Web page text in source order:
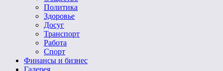
Политика
Здоровье
Досуг
Транспорт
Работа
Спорт
Финансы и бизнес
Галерея